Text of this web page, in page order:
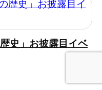
史」お披露目イベ